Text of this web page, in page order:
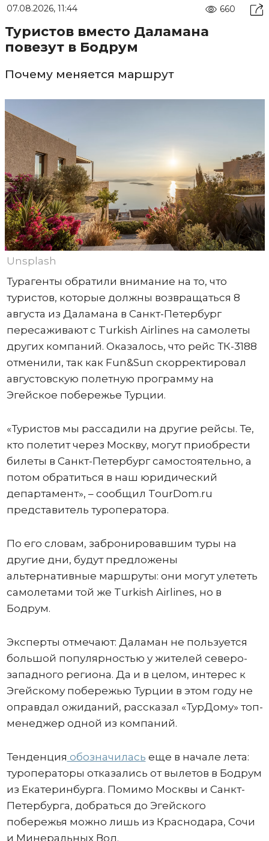
07.08.2026, 11:44 660
Туристов вместо Даламана
повезут в Бодрум
Почему меняется маршрут
Unsplash
Турагенты обратили внимание на то, что
туристов, которые должны возвращаться 8
августа из Даламана в Санкт-Петербург
пересаживают с Turkish Airlines на самолеты
других компаний. Оказалось, что рейс ТК-3188
отменили, так как Fun&Sun скорректировал
августовскую полетную программу на
Эгейское побережье Турции.
«Туристов мы рассадили на другие рейсы. Те,
кто полетит через Москву, могут приобрести
билеты в Санкт-Петербург самостоятельно, а
потом обратиться в наш юридический
департамент», – сообщил TourDom.ru
представитель туроператора.
По его словам, забронировавшим туры на
другие дни, будут предложены
альтернативные маршруты: они могут улететь
самолетами той же Turkish Airlines, но в
Бодрум.
Эксперты отмечают: Даламан не пользуется
большой популярностью у жителей северо-
западного региона. Да и в целом, интерес к
Эгейскому побережью Турции в этом году не
оправдал ожиданий, рассказал «ТурДому» топ-
менеджер одной из компаний.
Тенденция обозначилась еще в начале лета:
туроператоры отказались от вылетов в Бодрум
из Екатеринбурга. Помимо Москвы и Санкт-
Петербурга, добраться до Эгейского
побережья можно лишь из Краснодара, Сочи
и Минеральных Вод.